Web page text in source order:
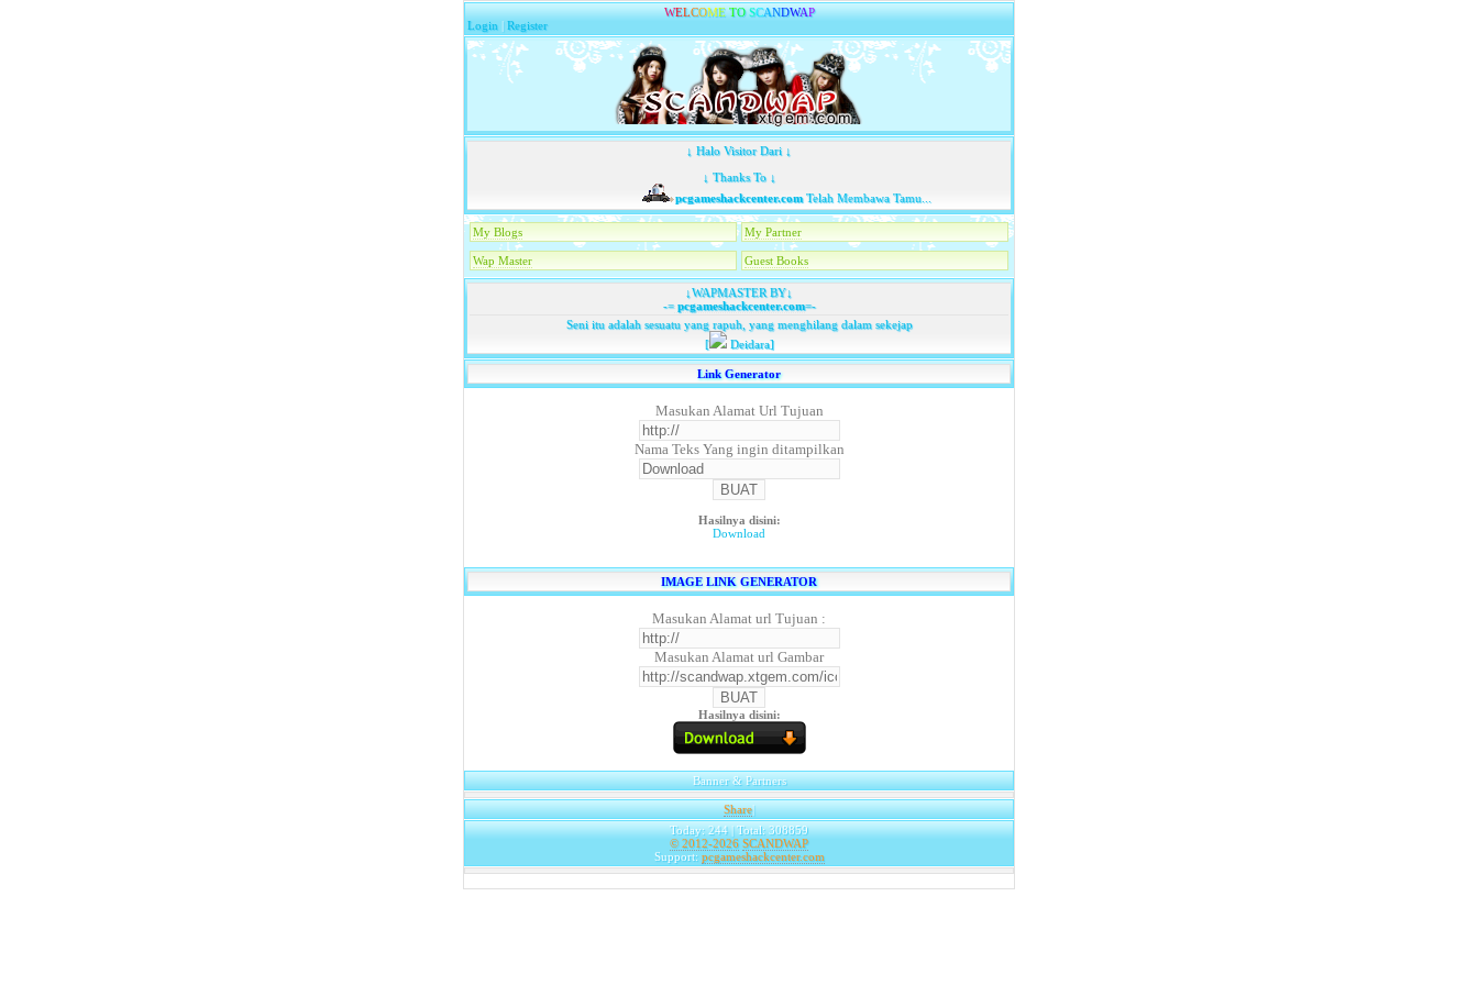
WELCOME TO SCANDWAP
Login |Register
↓ Halo Visitor Dari ↓
↓ Thanks To ↓
pcgameshackcenter.comTelah Membawa Tamu...
My Blogs My Partner
Wap Master Guest Books
↓WAPMASTER BY↓
-=pcgameshackcenter.com=-
Seni itu adalah sesuatu yang rapuh, yang menghilang dalam sekejap
[
Deidara]
Link Generator
Masukan Alamat Url Tujuan
Nama Teks Yang ingin ditampilkan
Hasilnya disini:
Download
IMAGE LINK GENERATOR
Masukan Alamat url Tujuan :
Masukan Alamat url Gambar
Hasilnya disini:
Banner & Partners
Share|
Today: 244 | Total: 308859
© 2012-2026 SCANDWAP
Support: pcgameshackcenter.com